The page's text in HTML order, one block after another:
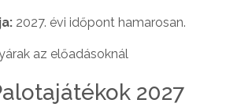
2027. évi időpont hamarosan.
az előadásoknál
2027